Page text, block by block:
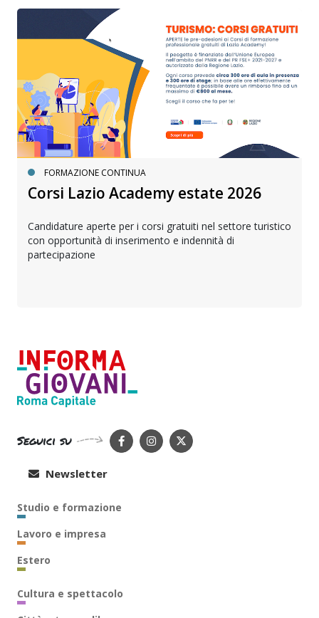
FORMAZIONE CONTINUA
Corsi Lazio Academy estate 2026
Candidature aperte per i corsi gratuiti nel settore turistico
con opportunità di inserimento e indennità di
partecipazione
Seguici su
Newsletter
Studio e formazione
Lavoro e impresa
Estero
Cultura e spettacolo